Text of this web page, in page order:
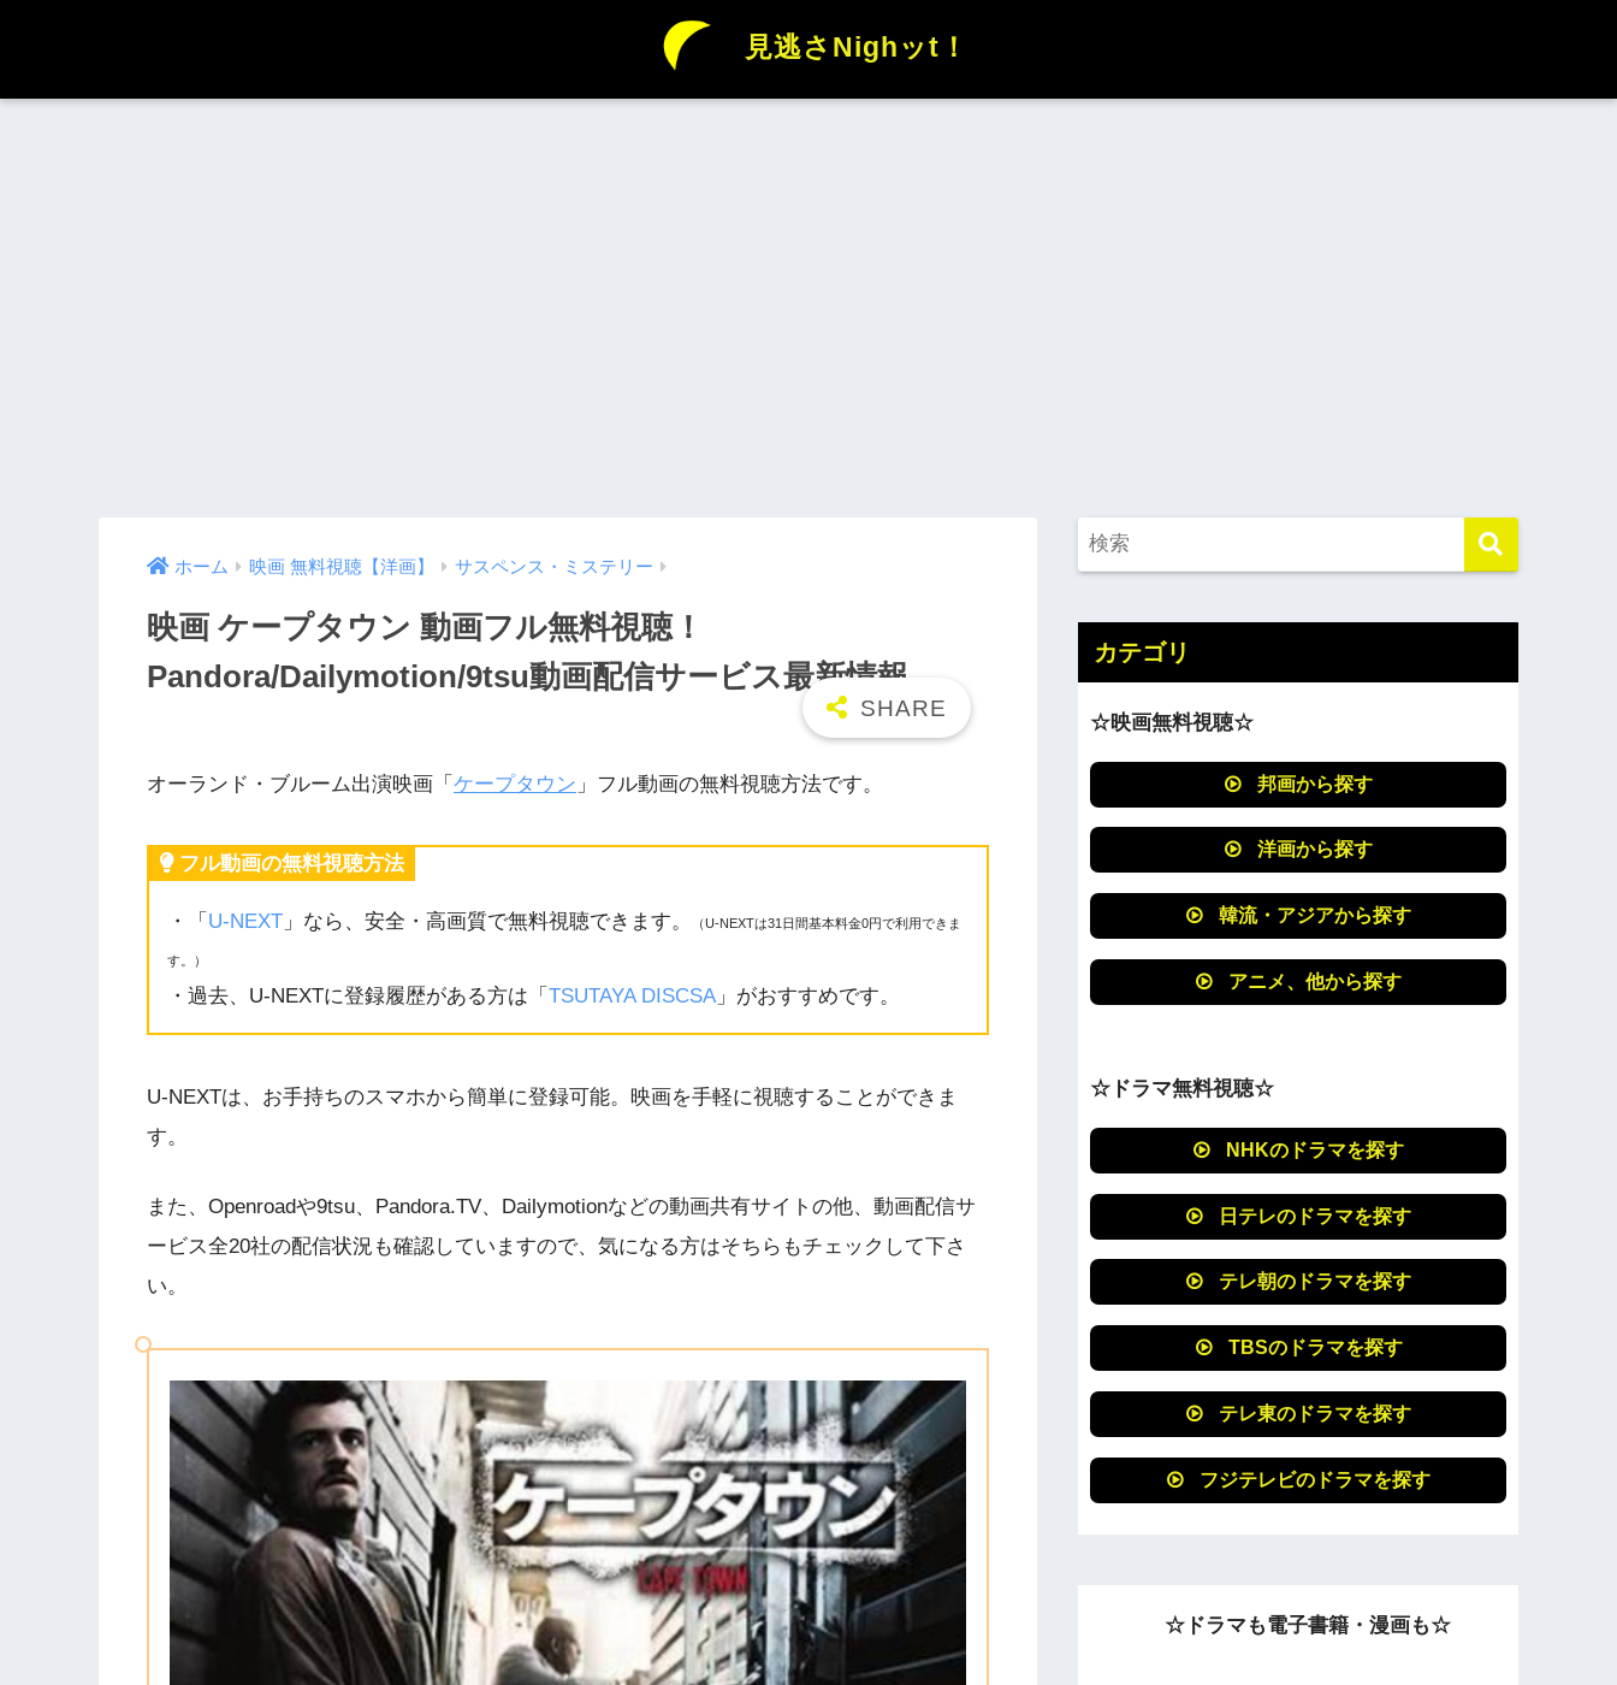
見逃さNighッt！
ホーム 映画 無料視聴【洋画】 サスペンス・ミステリー
映画 ケープタウン 動画フル無料視聴！
Pandora/Dailymotion/9tsu動画配信サービス最新情報
オーランド・ブルーム出演映画「 ケープタウン 」フル動画の無料視聴方法です。
フル動画の無料視聴方法
・「 U-NEXT 」なら、安全・高画質で無料視聴できます。 （U-NEXTは31日間基本料金0円で利用できま
す。）
・過去、U-NEXTに登録履歴がある方は「 TSUTAYA DISCSA 」がおすすめです。
U-NEXTは、お手持ちのスマホから簡単に登録可能。映画を手軽に視聴することができま
す。
また、Openroadや9tsu、Pandora.TV、Dailymotionなどの動画共有サイトの他、動画配信サ
ービス全20社の配信状況も確認していますので、気になる方はそちらもチェックして下さ
い。
カテゴリ
☆映画無料視聴☆
邦画から探す
洋画から探す
韓流・アジアから探す
アニメ、他から探す
☆ドラマ無料視聴☆
NHKのドラマを探す
日テレのドラマを探す
テレ朝のドラマを探す
TBSのドラマを探す
テレ東のドラマを探す
フジテレビのドラマを探す
☆ドラマも電子書籍・漫画も☆